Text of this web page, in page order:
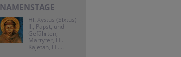
NAMENSTAGE
Hl. Xystus (Sixtus)
II., Papst, und
Gefährten;
Märtyrer, Hl.
Kajetan, Hl....